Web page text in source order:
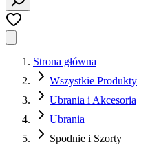
Strona główna
Wszystkie Produkty
Ubrania i Akcesoria
Ubrania
Spodnie i Szorty